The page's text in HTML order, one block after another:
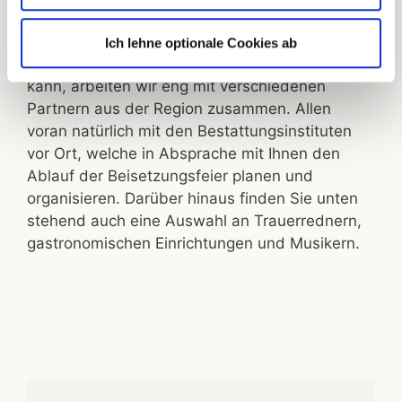
Ich lehne optionale Cookies ab
Damit eine Bestattung auf dem Naturfriedhof
möglichst nach den Vorstellungen des
Verstorbenen bzw. der Angehörigen ablaufen
kann, arbeiten wir eng mit verschiedenen
Partnern aus der Region zusammen. Allen
voran natürlich mit den Bestattungsinstituten
vor Ort, welche in Absprache mit Ihnen den
Ablauf der Beisetzungsfeier planen und
organisieren. Darüber hinaus finden Sie unten
stehend auch eine Auswahl an Trauerrednern,
gastronomischen Einrichtungen und Musikern.